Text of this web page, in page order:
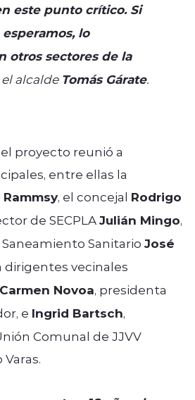
este punto crítico. Si
lo
otros sectores de la
alcalde Tomás Gárate.
proyecto reunió a
entre ellas la
, el concejal Rodrigo
de SECPLAJulián Mingo,
Sanitario José
dirigentes vecinales
Carmen Novoa, presidenta
e Ingrid Bartsch,
Comunal de JJVV